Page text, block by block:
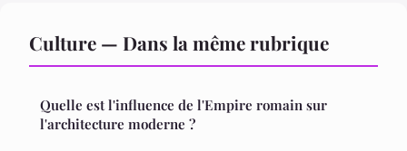
Culture — Dans la même rubrique
Quelle est l'influence de l'Empire romain sur
l'architecture moderne ?